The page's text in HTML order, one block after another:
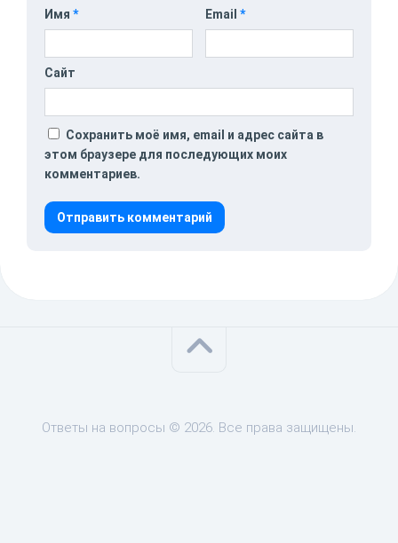
Имя * Email *
Сайт
Сохранить моё имя, email и адрес сайта в
этом браузере для последующих моих
комментариев.
Ответы на вопросы © 2026. Все права защищены.